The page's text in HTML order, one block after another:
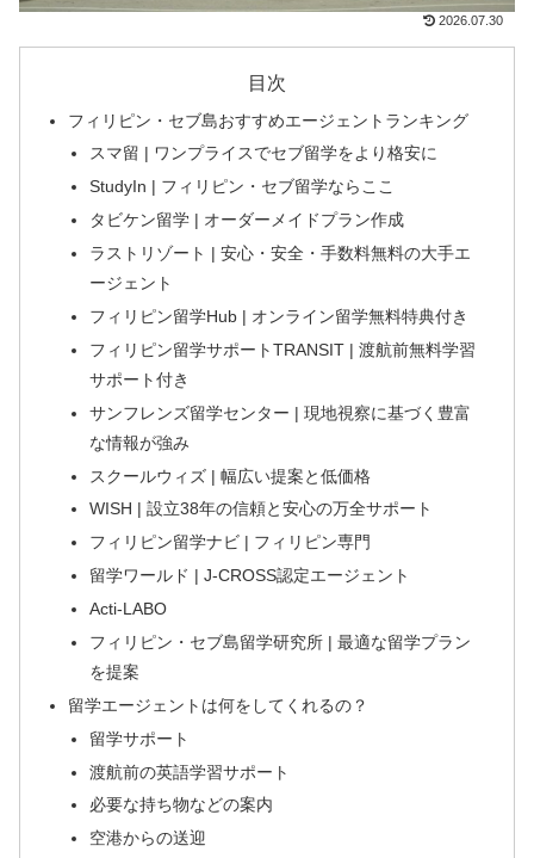
2026.07.30
目次
フィリピン・セブ島おすすめエージェントランキング
スマ留 | ワンプライスでセブ留学をより格安に
StudyIn | フィリピン・セブ留学ならここ
タビケン留学 | オーダーメイドプラン作成
ラストリゾート | 安心・安全・手数料無料の大手エ
ージェント
フィリピン留学Hub | オンライン留学無料特典付き
フィリピン留学サポートTRANSIT | 渡航前無料学習
サポート付き
サンフレンズ留学センター | 現地視察に基づく豊富
な情報が強み
スクールウィズ | 幅広い提案と低価格
WISH | 設立38年の信頼と安心の万全サポート
フィリピン留学ナビ | フィリピン専門
留学ワールド | J-CROSS認定エージェント
Acti-LABO
フィリピン・セブ島留学研究所 | 最適な留学プラン
を提案
留学エージェントは何をしてくれるの？
留学サポート
渡航前の英語学習サポート
必要な持ち物などの案内
空港からの送迎